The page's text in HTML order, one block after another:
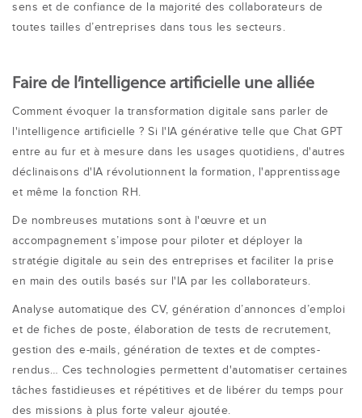
sens et de confiance de la majorité des collaborateurs de
toutes tailles d’entreprises dans tous les secteurs.
Faire de l’intelligence artificielle une alliée
Comment évoquer la transformation digitale sans parler de
l'intelligence artificielle ? Si l'IA générative telle que Chat GPT
entre au fur et à mesure dans les usages quotidiens, d'autres
déclinaisons d'IA révolutionnent la formation, l'apprentissage
et même la fonction RH.
De nombreuses mutations sont à l'œuvre et un
accompagnement s’impose pour piloter et déployer la
stratégie digitale au sein des entreprises et faciliter la prise
en main des outils basés sur l'IA par les collaborateurs.
Analyse automatique des CV, génération d’annonces d’emploi
et de fiches de poste, élaboration de tests de recrutement,
gestion des e-mails, génération de textes et de comptes-
rendus… Ces technologies permettent d'automatiser certaines
tâches fastidieuses et répétitives et de libérer du temps pour
des missions à plus forte valeur ajoutée.